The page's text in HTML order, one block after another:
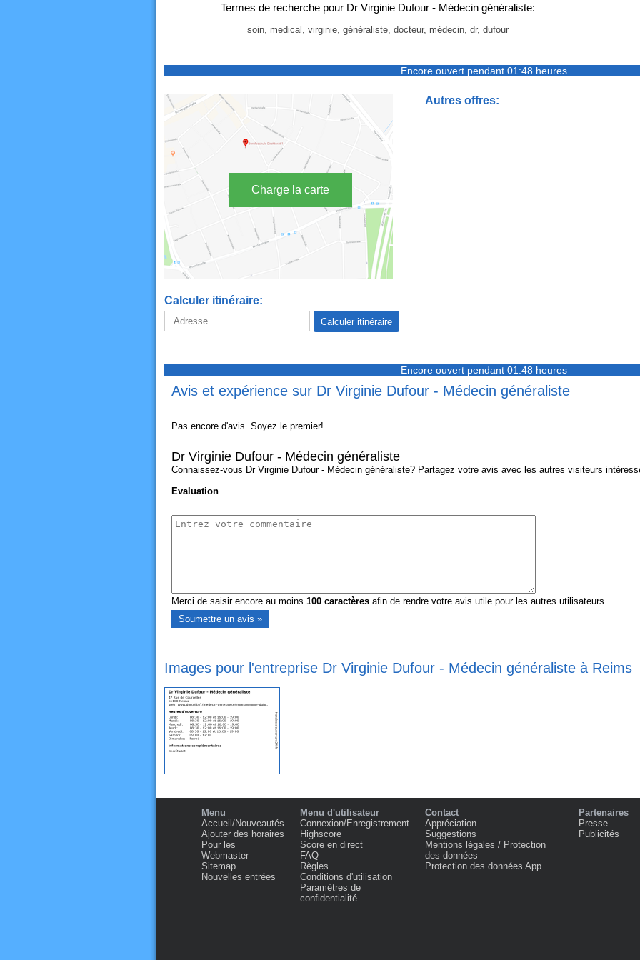
Termes de recherche pour Dr Virginie Dufour - Médecin généraliste:
soin, medical, virginie, généraliste, docteur, médecin, dr, dufour
Encore ouvert pendant 01:48 heures
Charge la carte
Calculer itinéraire:
Autres offres:
Encore ouvert pendant 01:48 heures
Avis et expérience sur Dr Virginie Dufour - Médecin généraliste
Pas encore d'avis. Soyez le premier!
Dr Virginie Dufour - Médecin généraliste
Connaissez-vous Dr Virginie Dufour - Médecin généraliste? Partagez votre avis avec les autres visiteurs
Evaluation
Merci de saisir encore au moins 100caractèresafin de rendre votre avis utile pour les autres utilisateurs.
Images pour l'entreprise Dr Virginie Dufour - Médecin généraliste à Reims
Menu
Accueil/Nouveautés
Ajouter des horaires
Pour les
Webmaster
Sitemap
Nouvelles entrées
Menu d'utilisateur
Connexion/Enregistrement
Highscore
Score en direct
FAQ
Règles
Conditions d'utilisation
Paramètres de
confidentialité
Contact
Appréciation
Suggestions
Mentions légales / Protection
des données
Protection des données App
Partenaires
Presse
Publicités